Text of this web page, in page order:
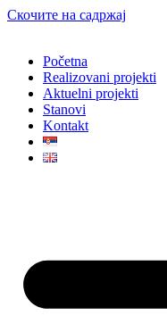
Скочите на садржај
Početna
Realizovani projekti
Aktuelni projekti
Stanovi
Kontakt